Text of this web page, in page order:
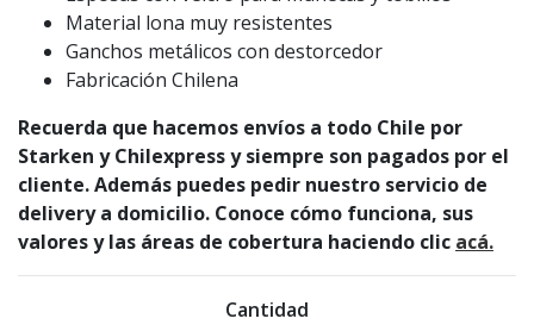
Material lona muy resistentes
Ganchos metálicos con destorcedor
Fabricación Chilena
Recuerda que hacemos envíos a todo Chile por
Starken y Chilexpress y siempre son pagados por el
cliente. Además puedes pedir nuestro servicio de
delivery a domicilio. Conoce cómo funciona, sus
valores y las áreas de cobertura haciendo clic acá.
Cantidad